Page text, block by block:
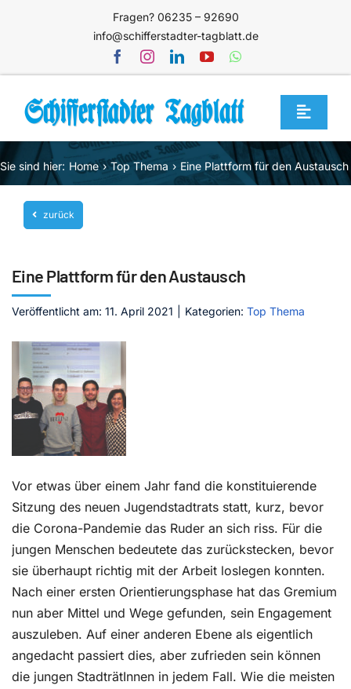
Fragen? 06235 – 92690
info@schifferstadter-tagblatt.de
Toggle
Home
Themen
Blog
Service
Mediathek
Jetzt abonnieren
Kontakt
Sie sind hier: Home Top Thema Eine Plattform für den Austausch
zurück
Eine Plattform für den Austausch
Veröffentlicht am: 11. April 2021 Kategorien: Top Thema
Vor etwas über einem Jahr fand die konstituierende
Sitzung des neuen Jugendstadtrats statt, kurz, bevor
die Corona-Pandemie das Ruder an sich riss. Für die
jungen Menschen bedeutete das zurückstecken, bevor
sie überhaupt richtig mit der Arbeit loslegen konnten.
Nach einer ersten Orientierungsphase hat das Gremium
nun aber Mittel und Wege gefunden, sein Engagement
auszuleben. Auf einer anderen Ebene als eigentlich
angedacht passiert dies, aber zufrieden sein können
die jungen StadträtInnen in jedem Fall. Wie die meisten